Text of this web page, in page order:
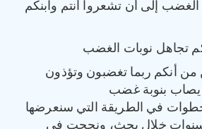
إلى أن تشعروا أنتم وابنكم
تجاهل نوبات الغضب
من أنكم ربما تغضبون وتؤذون
يصاب بنوبة غضب
في الطريقة التي سنعرضها
سنوات خلال بحث، ونجحت في